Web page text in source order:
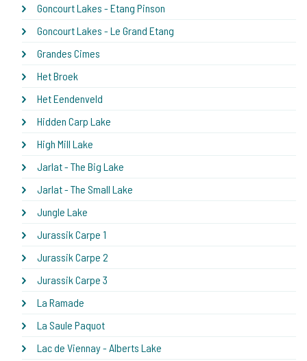
Goncourt Lakes - Etang Pinson
Goncourt Lakes - Le Grand Etang
Grandes Cimes
Het Broek
Het Eendenveld
Hidden Carp Lake
High Mill Lake
Jarlat - The Big Lake
Jarlat - The Small Lake
Jungle Lake
Jurassik Carpe 1
Jurassik Carpe 2
Jurassik Carpe 3
La Ramade
La Saule Paquot
Lac de Viennay - Alberts Lake